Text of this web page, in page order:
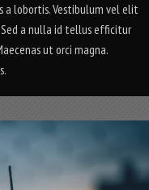
a lobortis. Vestibulum vel elit
a nulla id tellus efficitur
ut orci magna.